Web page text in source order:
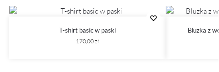
T-shirt basic w paski
170,00zł
Bluzka z